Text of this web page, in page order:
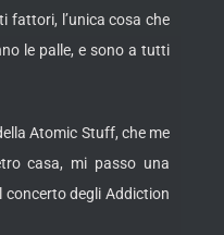
fattori, l’unica cosa che
le palle, e sono a tutti
Atomic Stuff, che me
casa, mi passo una
degli Addiction